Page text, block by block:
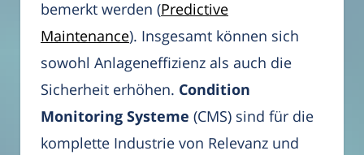
bemerkt werden (Predictive
Maintenance). Insgesamt können sich
sowohl Anlageneffizienz als auch die
Sicherheit erhöhen. Condition
Monitoring Systeme (CMS) sind für die
komplette Industrie von Relevanz und